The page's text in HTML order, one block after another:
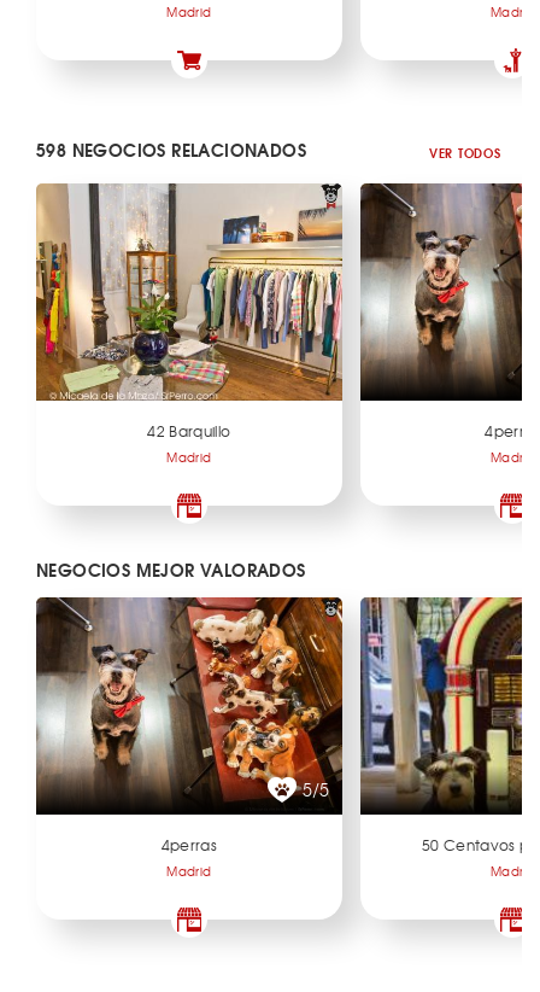
Madrid Madrid
598 NEGOCIOS RELACIONADOS VER TODOS
42 Barquillo
Madrid
4perras
Madrid
NEGOCIOS MEJOR VALORADOS
5/5
4perras
Madrid
50 Centavos
Madrid